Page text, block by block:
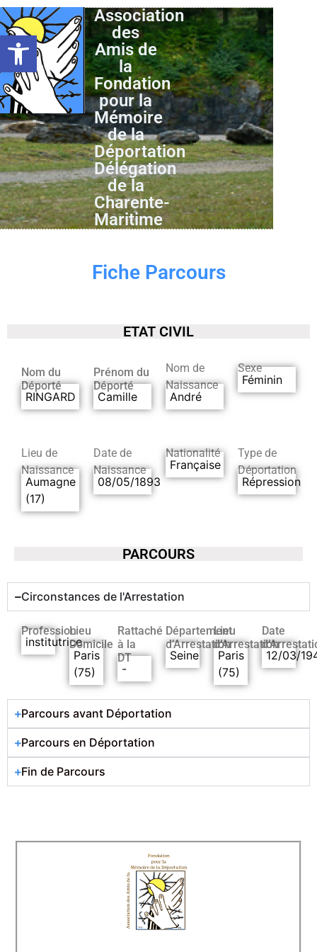
Ouvrir la barre d’outils
Association
des
Amis de
la
Fondation
pour la
Mémoire
de la
Déportation
Délégation
de la
Charente-
Maritime
Fiche Parcours
ETAT CIVIL
Nom du
Déporté
RINGARD
Prénom du
Déporté
Camille
Nom de
Naissance
André
Sexe
Féminin
Lieu de
Naissance
Aumagne
(17)
Date de
Naissance
08/05/1893
Nationalité
Française
Type de
Déportation
Répression
PARCOURS
Circonstances de l'Arrestation
Profession
institutrice
Lieu
Domicile
Paris
(75)
Rattaché
à la
DT
-
Département
d’Arrestation
Seine
Lieu
d’Arrestation
Paris
(75)
Date
12/03/
Parcours avant Déportation
Parcours en Déportation
Fin de Parcours